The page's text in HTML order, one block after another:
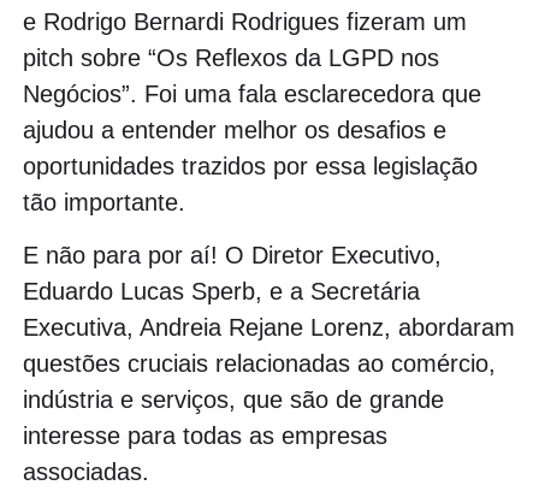
e Rodrigo Bernardi Rodrigues fizeram um
pitch sobre “Os Reflexos da LGPD nos
Negócios”. Foi uma fala esclarecedora que
ajudou a entender melhor os desafios e
oportunidades trazidos por essa legislação
tão importante.
E não para por aí! O Diretor Executivo,
Eduardo Lucas Sperb, e a Secretária
Executiva, Andreia Rejane Lorenz, abordaram
questões cruciais relacionadas ao comércio,
indústria e serviços, que são de grande
interesse para todas as empresas
associadas.